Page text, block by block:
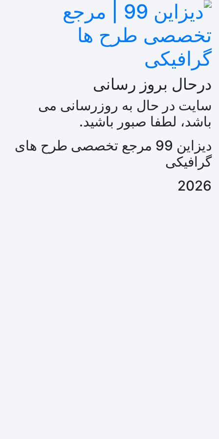
درحال بروز رسانی
سایت در حال به روزرسانی می
باشد، لطفا صبور باشید.
دیزاین 99 مرجع تخصصی طرح های
گرافیکی
2026